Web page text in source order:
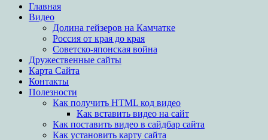
Главная
Видео
Долина гейзеров на Камчатке
Россия от края до края
Советско-японская война
Дружественные сайты
Карта Сайта
Контакты
Полезности
Как получить HTML код видео
Как вставить видео на сайт
Как поставить видео в сайдбар сайта
Как установить карту сайта